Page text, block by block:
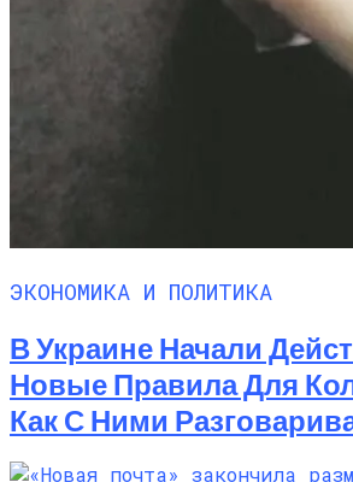
ЭКОНОМИКА И ПОЛИТИКА
В Украине Начали
Новые Правила Для
Как С Ними